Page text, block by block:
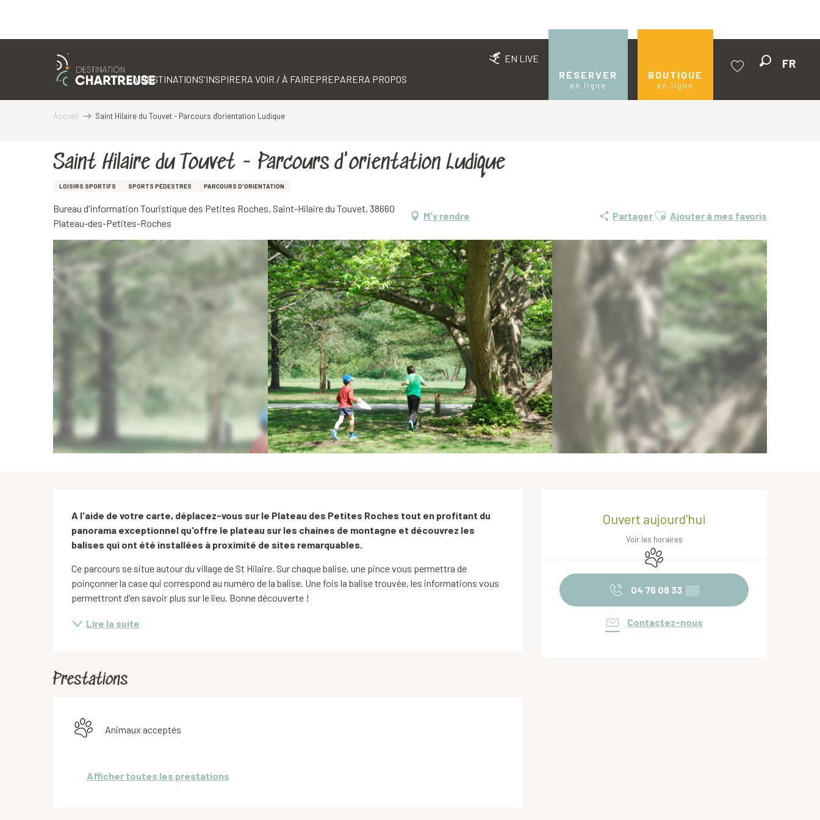
EN LIVE
RÉSERVER
en ligne
BOUTIQUE
en ligne
FR
LA DESTINATIONS'INSPIRERA VOIR / À FAIREPREPARERA PROPOS
Accueil Saint Hilaire du Touvet - Parcours d'orientation Ludique
Saint Hilaire du Touvet - Parcours d'orientation Ludique
LOISIRS SPORTIFS SPORTS PÉDESTRES PARCOURS D'ORIENTATION
Bureau d'information Touristique des Petites Roches, Saint-Hilaire du Touvet, 38660
Plateau-des-Petites-Roches
M'y rendre PartagerAjouter aux favoris
Ajouter à mes favoris
Ouverture et coordonnées
Ouvert aujourd'hui
Voir les horaires
Animaux acceptés
04 76 08 33 ▒▒
Contactez-nous
Description
A l'aide de votre carte, déplacez-vous sur le Plateau des Petites Roches tout en profitant du
panorama exceptionnel qu'offre le plateau sur les chaines de montagne et découvrez les
balises qui ont été installées à proximité de sites remarquables.
Ce parcours se situe autour du village de St Hilaire. Sur chaque balise, une pince vous permettra de
poinçonner la case qui correspond au numéro de la balise. Une fois la balise trouvée, les informations vous
permettront d'en savoir plus sur le lieu. Bonne découverte !
Lire la suite
Prestations
Animaux acceptés
Afficher toutes les prestations